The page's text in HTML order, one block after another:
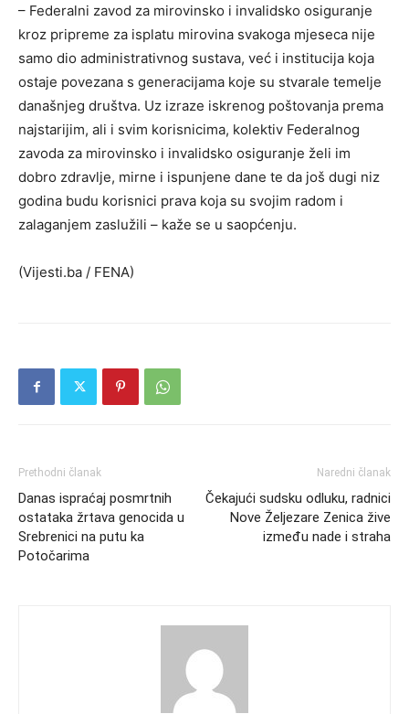
– Federalni zavod za mirovinsko i invalidsko osiguranje
kroz pripreme za isplatu mirovina svakoga mjeseca nije
samo dio administrativnog sustava, već i institucija koja
ostaje povezana s generacijama koje su stvarale temelje
današnjeg društva. Uz izraze iskrenog poštovanja prema
najstarijim, ali i svim korisnicima, kolektiv Federalnog
zavoda za mirovinsko i invalidsko osiguranje želi im
dobro zdravlje, mirne i ispunjene dane te da još dugi niz
godina budu korisnici prava koja su svojim radom i
zalaganjem zaslužili – kaže se u saopćenju.
(Vijesti.ba / FENA)
Prethodni članak
Danas ispraćaj posmrtnih
ostataka žrtava genocida u
Srebrenici na putu ka
Potočarima
Naredni članak
Čekajući sudsku odluku, radnici
Nove Željezare Zenica žive
između nade i straha